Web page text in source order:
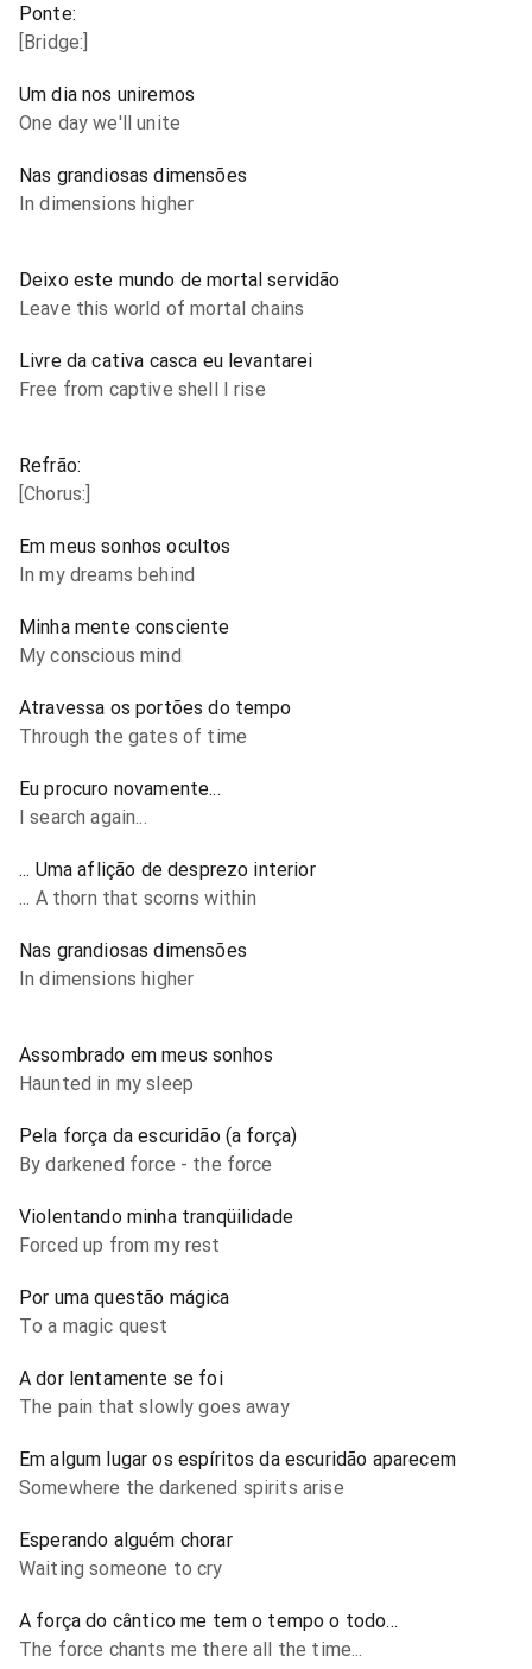
Ponte:
[Bridge:]
Um dia nos uniremos
One day we'll unite
Nas grandiosas dimensões
In dimensions higher
Deixo este mundo de mortal servidão
Leave this world of mortal chains
Livre da cativa casca eu levantarei
Free from captive shell I rise
Refrão:
[Chorus:]
Em meus sonhos ocultos
In my dreams behind
Minha mente consciente
My conscious mind
Atravessa os portões do tempo
Through the gates of time
Eu procuro novamente...
I search again...
... Uma aflição de desprezo interior
... A thorn that scorns within
Nas grandiosas dimensões
In dimensions higher
Assombrado em meus sonhos
Haunted in my sleep
Pela força da escuridão (a força)
By darkened force - the force
Violentando minha tranqüilidade
Forced up from my rest
Por uma questão mágica
To a magic quest
A dor lentamente se foi
The pain that slowly goes away
Em algum lugar os espíritos da escuridão aparecem
Somewhere the darkened spirits arise
Esperando alguém chorar
Waiting someone to cry
A força do cântico me tem o tempo o todo...
The force chants me there all the time...